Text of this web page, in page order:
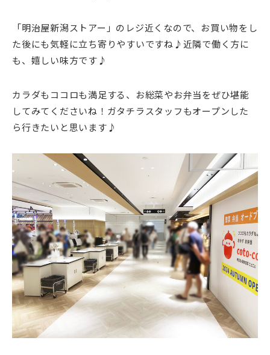
「明治屋新潟ストアー」のレジ近くなので、お買い物をし
た後にも気軽に立ち寄りやすいですね♪近隣で働く方に
も、嬉しい味方です♪
カラダもココロも満足する、お総菜やお弁当をぜひ堪能
してみてくださいね！ガタチラスタッフもオープンした
ら行きたいと思います♪